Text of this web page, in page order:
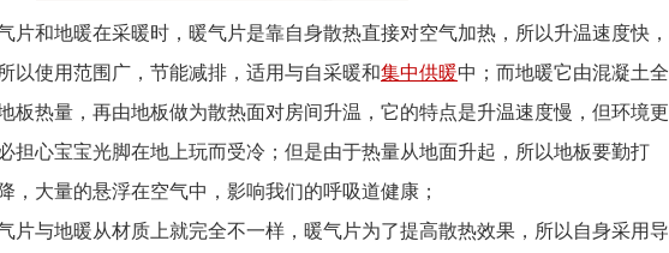
和地暖在采暖时，暖气片是靠自身散热直接对空气加热，所以升温速度快，
以使用范围广，节能减排，适用与自采暖和集中供暖中；而地暖它由混凝土全
板热量，再由地板做为散热面对房间升温，它的特点是升温速度慢，但环境更
担心宝宝光脚在地上玩而受冷；但是由于热量从地面升起，所以地板要勤打
，大量的悬浮在空气中，影响我们的呼吸道健康；
与地暖从材质上就完全不一样，暖气片为了提高散热效果，所以自身采用导